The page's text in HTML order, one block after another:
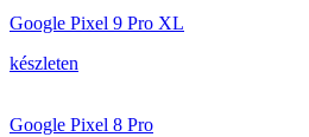
Google Pixel 9 Pro XL
készleten
Google Pixel 8 Pro